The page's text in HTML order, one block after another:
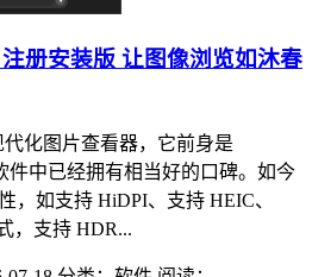
册安装版 让图像浏览如沐春
代化图片查看器，它前身是
件中已经拥有相当好的口碑。如今
，如支持 HiDPI、支持 HEIC、
，支持 HDR...